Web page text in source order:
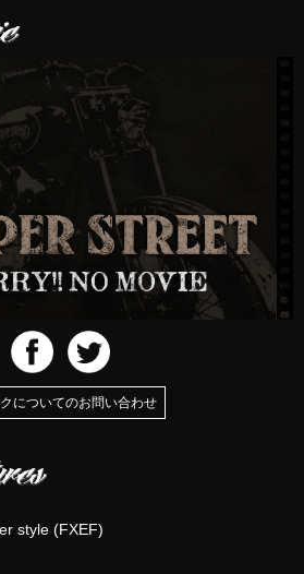
についてのお問い合わせ
style (FXEF)